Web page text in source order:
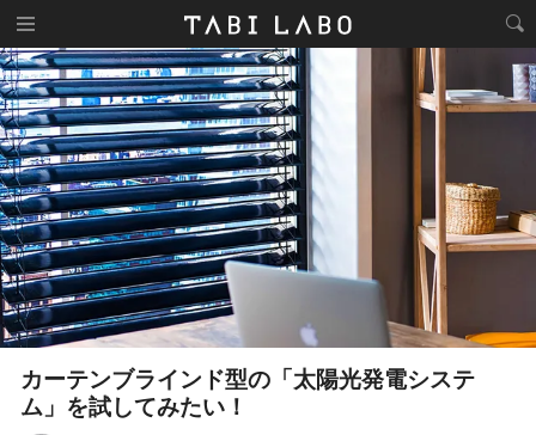
カーテンブラインド型の「太陽光発電システ
ム」を試してみたい！